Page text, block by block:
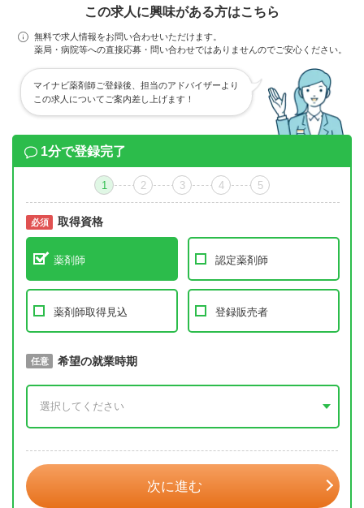
この求人に興味がある方はこちら
無料で求人情報をお問い合わせいただけます。
薬局・病院等への直接応募・問い合わせではありませんのでご安心ください。
マイナビ薬剤師ご登録後、担当のアドバイザーより
この求人についてご案内差し上げます！
1分で登録完了
1 2 3 4 5
必須 取得資格
薬剤師 認定薬剤師
薬剤師取得見込 登録販売者
必須 取得予定年
任意 希望の就業時期
次に進む